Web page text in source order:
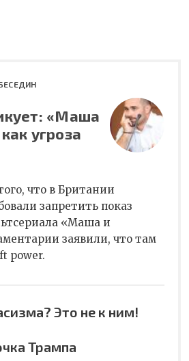
«Маша
угроза
что в Британии
запретить показ
«Маша и
заявили, что там
power.
Это не к ним!
Трампа